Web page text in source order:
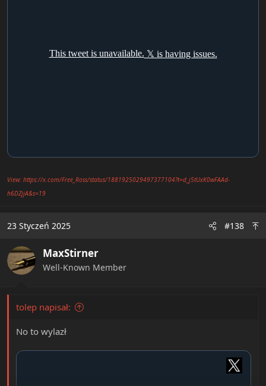
View: https://x.com/Free_Ross/status/1881925029497377104?t=d_j5tUxK0wFAAd-
h6DZjjA&s=19
23 Styczeń 2025 #138
MaxStirner
Well-Known Member
tolep napisał:
No to wylazł